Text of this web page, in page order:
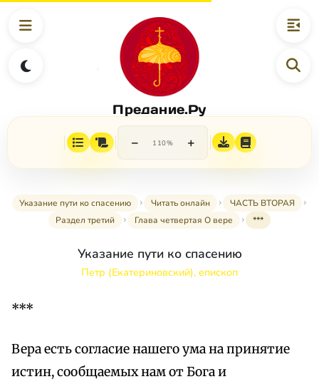
Предание.Ру
− 110% +
Указание пути ко спасению Читать онлайн
ЧАСТЬ ВТОРАЯ
Раздел третий
Глава четвертая О вере ***
Указание пути ко спасению
Петр (Екатериновский), епископ
***
Вера есть согласие нашего ума на принятие
истин, сообщаемых нам от Бога и